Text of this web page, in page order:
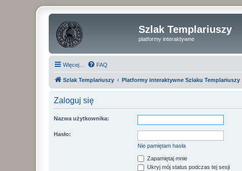
Szlak Templariuszy
platformy interaktywne
Więcej… FAQ
Szlak Templariuszy Platformy interaktywne Szlaku Templariuszy
Zaloguj się
Nazwa użytkownika:
Hasło:
Nie pamiętam hasła
Zapamiętaj mnie
Ukryj mój status podczas tej sesji